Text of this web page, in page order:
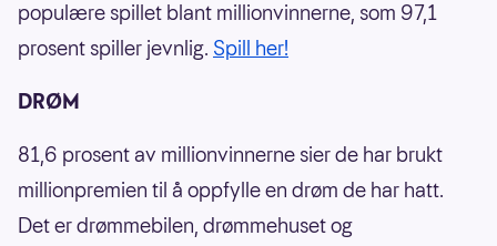
populære spillet blant millionvinnerne, som 97,1
prosent spiller jevnlig. Spill her!
DRØM
81,6 prosent av millionvinnerne sier de har brukt
millionpremien til å oppfylle en drøm de har hatt.
Det er drømmebilen, drømmehuset og